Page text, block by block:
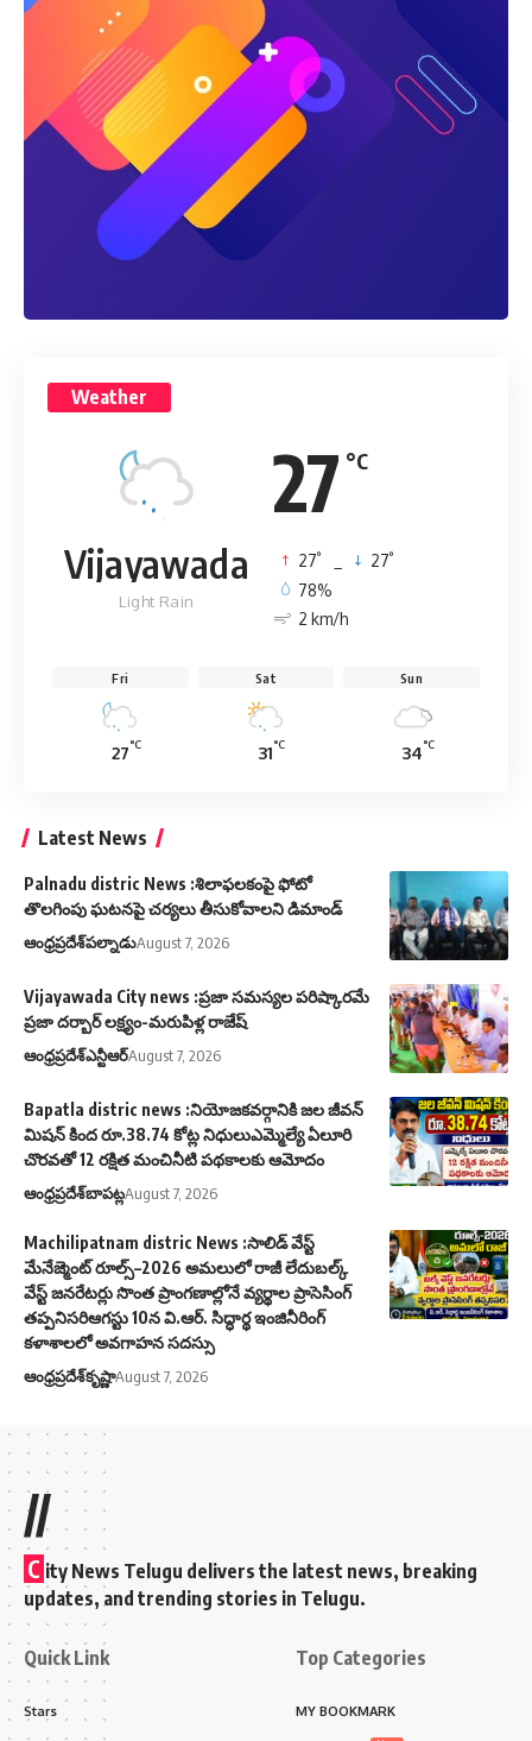
Weather
27 °C
Vijayawada
Light Rain
27° 27°
78%
2 km/h
Fri
27°C
Sat
31°C
Sun
34°C
Latest News
Palnadu distric News :శిలాఫలకంపై ఫోటో
తొలగింపు ఘటనపై చర్యలు తీసుకోవాలని డిమాండ్
ఆంధ్రప్రదేశ్పల్నాడుAugust 7, 2026
Vijayawada City news :ప్రజా సమస్యల పరిష్కారమే
ప్రజా దర్బార్ లక్ష్యం-మరుపిళ్ల రాజేష్
ఆంధ్రప్రదేశ్ఎన్టీఆర్August 7, 2026
Bapatla distric news :నియోజకవర్గానికి జల జీవన్
మిషన్ కింద రూ.38.74 కోట్ల నిధులుఎమ్మెల్యే ఏలూరి
చొరవతో 12 రక్షిత మంచినీటి పథకాలకు ఆమోదం
ఆంధ్రప్రదేశ్బాపట్లAugust 7, 2026
Machilipatnam distric News :సాలిడ్ వేస్ట్
మేనేజ్మెంట్ రూల్స్–2026 అమలులో రాజీ లేదుబల్క్
వేస్ట్ జనరేటర్లు సొంత ప్రాంగణాల్లోనే వ్యర్థాల ప్రాసెసింగ్
తప్పనిసరిఆగస్టు 10న వి.ఆర్. సిద్ధార్థ ఇంజినీరింగ్
కళాశాలలో అవగాహన సదస్సు
ఆంధ్రప్రదేశ్కృష్ణాAugust 7, 2026
//
C ity News Telugu delivers the latest news, breaking
updates, and trending stories in Telugu.
Quick Link
Stars
Top Categories
MY BOOKMARK